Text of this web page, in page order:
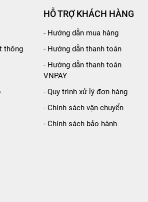
thông
HỖ TRỢ KHÁCH HÀNG
- Hướng dẫn mua hàng
- Hướng dẫn thanh toán
- Hướng dẫn thanh toán
VNPAY
- Quy trình xử lý đơn hàng
- Chính sách vận chuyển
- Chính sách bảo hành